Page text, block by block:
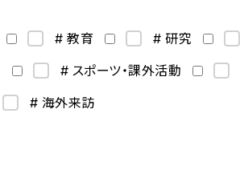
# 教育 # 研究
# スポーツ・課外活動
# 海外来訪